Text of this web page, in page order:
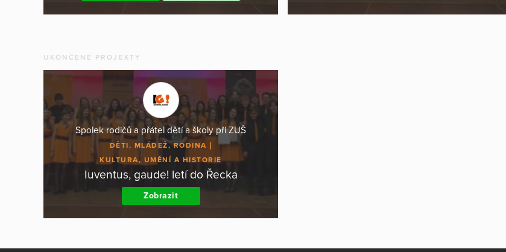
UKONČENÉ PROJEKTY
Spolek rodičů a přátel dětí a školy při ZUŠ
DĚTI, MLÁDEŽ, RODINA
KULTURA, UMĚNÍ A HISTORIE
Iuventus, gaude! letí do Řecka
Zobrazit